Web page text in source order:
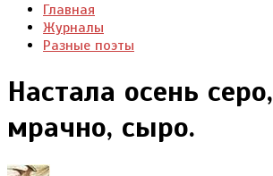
Главная
Журналы
Разные поэты
Настала осень серо,
мрачно, сыро.